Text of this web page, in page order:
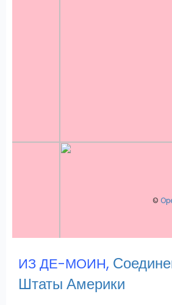
©
ИЗ ДЕ-МОИН,
Штаты Америки